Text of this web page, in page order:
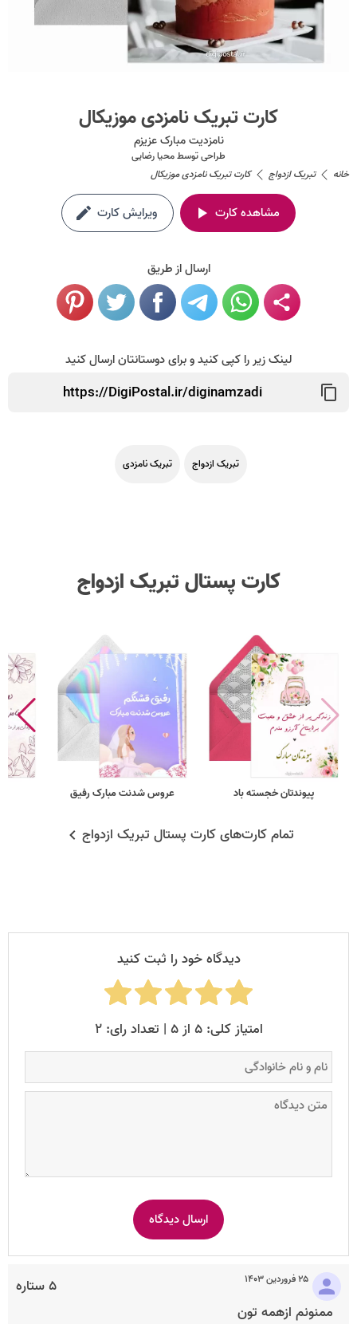
کارت تبریک نامزدی موزیکال
نامزدیت مبارک عزیزم
طراحی توسطمحیا رضایی
خانه
تبریک ازدواج کارت تبریک نامزدی موزیکال
مشاهده کارت ویرایش کارت
ارسال از طریق
لینک زیر را کپی کنید و برای دوستانتان ارسال کنید
تبریک ازدواج تبریک نامزدی
کارت پستال تبریک ازدواج
پیوندتان خجسته باد عروس شدنت مبارک رفیق
تمام کارت‌های کارت پستال تبریک ازدواج
دیدگاه خود را ثبت کنید
امتیاز کلی: ۵ از ۵ | تعداد رای: ۲
۵ ستاره ۲۵ فروردین ۱۴۰۳
ممنونم ازهمه تون